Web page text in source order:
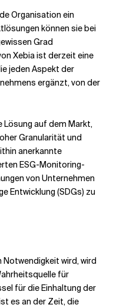
Organisation ein
können sie bei
Grad
Xebia ist derzeit eine
jeden Aspekt der
ergänzt, von der
Lösung auf dem Markt,
Granularität und
anerkannte
ESG-Monitoring-
von Unternehmen
Entwicklung (SDGs) zu
wird, wird
für
für die Einhaltung der
es an der Zeit, die